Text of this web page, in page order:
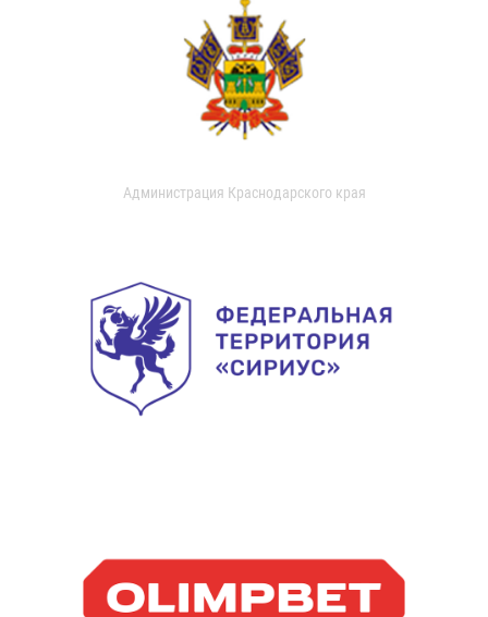
Администрация Краснодарского края